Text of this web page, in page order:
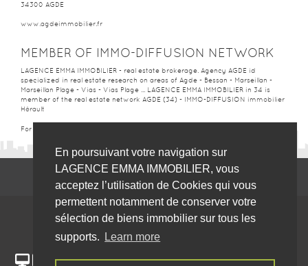
En poursuivant votre navigation sur
LAGENCE EMMA IMMOBILIER, vous
acceptez l’utilisation de Cookies qui vous
permettent notamment de conserver votre
sélection de biens immobilier sur tous les
supports.
Learn more
34300 AGDE
www.agdeimmobilier.fr
MEMBER OF IMMO-DIFFUSION NETWORK
LAGENCE EMMA IMMOBILIER - real estate brokerage. Agency AGDE id
specialized in real estate research on areas of Agde - Bessan - Marseillan -
Marseillan Plage - Vias - Vias Plage ... LAGENCE EMMA IMMOBILIER in 34 is
member of the real estate network AGDE (34) - IMMO-DIFFUSION immobilier
Hérault
For more information, please contact our call-central :
For ease and convenience, our website agdeimmobilier.fr